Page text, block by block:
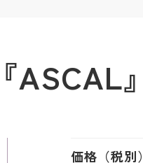
』
価格（税別）